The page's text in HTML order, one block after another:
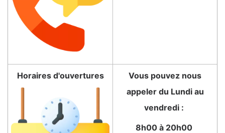
Horaires d'ouvertures
Vous pouvez nous
appeler du Lundi au
vendredi :
8h00 à 20h00